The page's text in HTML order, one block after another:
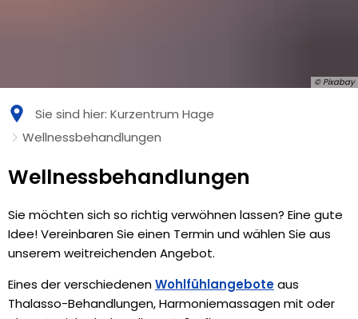
© Pixabay
Sie sind hier: Kurzentrum Hage
Wellnessbehandlungen
Wellnessbehandlungen
Wellnessbehandlungen
Sie möchten sich so richtig verwöhnen lassen? Eine gute
Idee! Vereinbaren Sie einen Termin und wählen Sie aus
unserem weitreichenden Angebot.
Eines der verschiedenenWohlfühlangeboteaus
Thalasso-Behandlungen, Harmoniemassagen mit oder